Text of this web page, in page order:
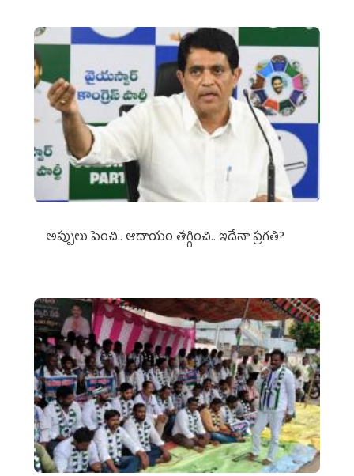
అప్పులు పెంచి.. ఆదాయం తగ్గించి.. ఇదేనా ప్రగతి?